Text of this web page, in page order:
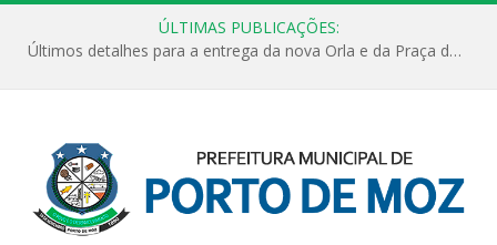
ÚLTIMAS PUBLICAÇÕES:
Últimos detalhes para a entrega da nova Orla e da Praça do Praião